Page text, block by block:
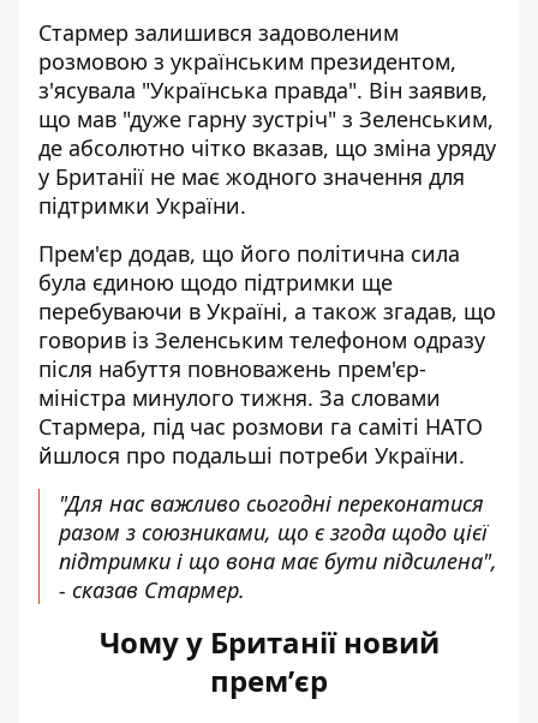
Стармер залишився задоволеним
розмовою з українським президентом,
з'ясувала "Українська правда". Він заявив,
що мав "дуже гарну зустріч" з Зеленським,
де абсолютно чітко вказав, що зміна уряду
у Британії не має жодного значення для
підтримки України.
Прем'єр додав, що його політична сила
була єдиною щодо підтримки ще
перебуваючи в Україні, а також згадав, що
говорив із Зеленським телефоном одразу
після набуття повноважень прем'єр-
міністра минулого тижня. За словами
Стармера, під час розмови га саміті НАТО
йшлося про подальші потреби України.
"Для нас важливо сьогодні переконатися
разом з союзниками, що є згода щодо цієї
підтримки і що вона має бути підсилена",
- сказав Стармер.
Чому у Британії новий
премʼєр